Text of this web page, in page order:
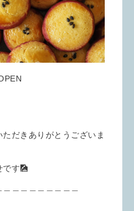
だきありがとうございま
です🎑